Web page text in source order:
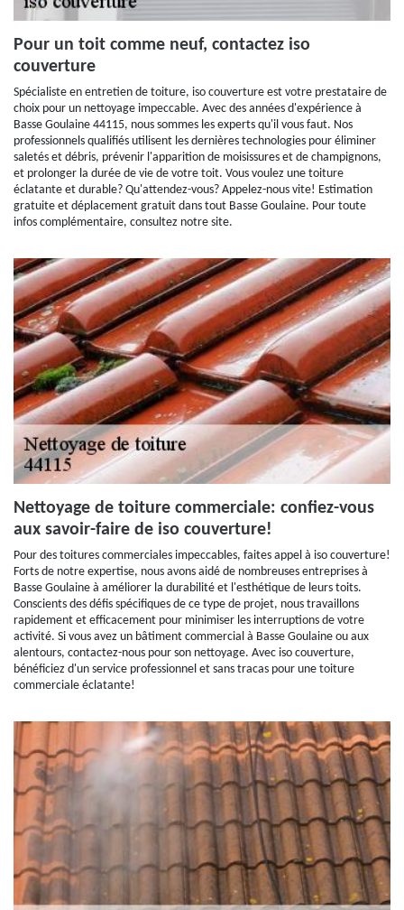
Pour un toit comme neuf, contactez iso
couverture
Spécialiste en entretien de toiture, iso couverture est votre prestataire de
choix pour un nettoyage impeccable. Avec des années d'expérience à
Basse Goulaine 44115, nous sommes les experts qu'il vous faut. Nos
professionnels qualifiés utilisent les dernières technologies pour éliminer
saletés et débris, prévenir l'apparition de moisissures et de champignons,
et prolonger la durée de vie de votre toit. Vous voulez une toiture
éclatante et durable? Qu'attendez-vous? Appelez-nous vite! Estimation
gratuite et déplacement gratuit dans tout Basse Goulaine. Pour toute
infos complémentaire, consultez notre site.
Nettoyage de toiture commerciale: confiez-vous
aux savoir-faire de iso couverture!
Pour des toitures commerciales impeccables, faites appel à iso couverture!
Forts de notre expertise, nous avons aidé de nombreuses entreprises à
Basse Goulaine à améliorer la durabilité et l'esthétique de leurs toits.
Conscients des défis spécifiques de ce type de projet, nous travaillons
rapidement et efficacement pour minimiser les interruptions de votre
activité. Si vous avez un bâtiment commercial à Basse Goulaine ou aux
alentours, contactez-nous pour son nettoyage. Avec iso couverture,
bénéficiez d'un service professionnel et sans tracas pour une toiture
commerciale éclatante!